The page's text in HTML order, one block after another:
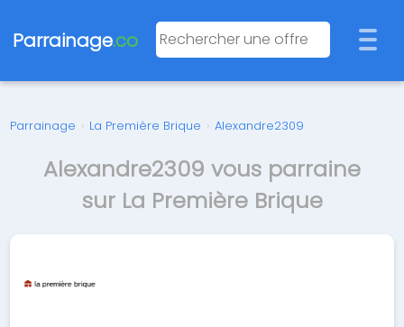
Parrainage.co
Parrainage › La Première Brique › Alexandre2309
Alexandre2309 vous parraine
sur La Première Brique